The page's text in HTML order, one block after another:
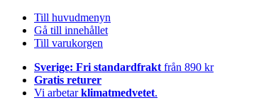
Till huvudmenyn
Gå till innehållet
Till varukorgen
Sverige: Fri standardfrakt från 890 kr
Gratis returer
Vi arbetarklimatmedvetet.